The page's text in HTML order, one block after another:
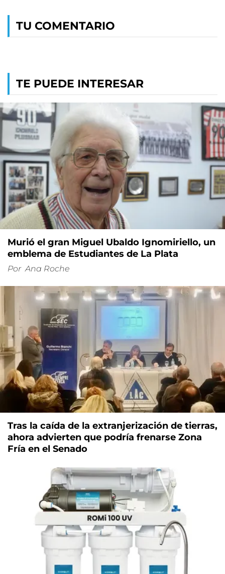
TU COMENTARIO
TE PUEDE INTERESAR
Murió el gran Miguel Ubaldo Ignomiriello, un
emblema de Estudiantes de La Plata
Por Ana Roche
Tras la caída de la extranjerización de tierras,
ahora advierten que podría frenarse Zona
Fría en el Senado